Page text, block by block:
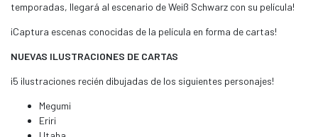
temporadas, llegará al escenario de Weiß Schwarz con su película!
¡Captura escenas conocidas de la película en forma de cartas!
NUEVAS ILUSTRACIONES DE CARTAS
¡5 ilustraciones recién dibujadas de los siguientes personajes!
Megumi
Eriri